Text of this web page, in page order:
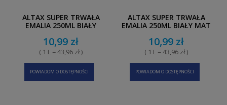
ALTAX SUPER TRWAŁA
EMALIA 250ML BIAŁY
10,99 zł
( 1 L = 43,96 zł )
POWIADOM O DOSTĘPNOŚCI
ALTAX SUPER TRWAŁA
EMALIA 250ML BIAŁY MAT
10,99 zł
( 1 L = 43,96 zł )
POWIADOM O DOSTĘPNOŚCI